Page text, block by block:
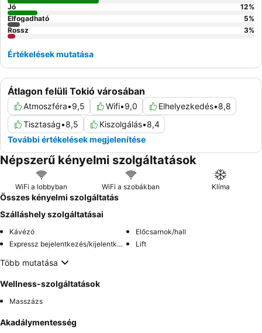
Átlagon felüli Tokió városában
Atmoszféra•9,5 Wifi•9,0 Elhelyezkedés•8,8
Tisztaság•8,5 Kiszolgálás•8,4
További értékelések megjelenítése
Jó
12%
Elfogadható
5%
Rossz
3%
Értékelések mutatása
Népszerű kényelmi szolgáltatások
WiFi a lobbyban WiFi a szobákban Klíma
Összes kényelmi szolgáltatás
Szálláshely szolgáltatásai
Kávézó
Előcsarnok/hall
Expressz bejelentkezés/kijelentkezés
Lift
Több mutatása
Wellness-szolgáltatások
Masszázs
Akadálymentesség